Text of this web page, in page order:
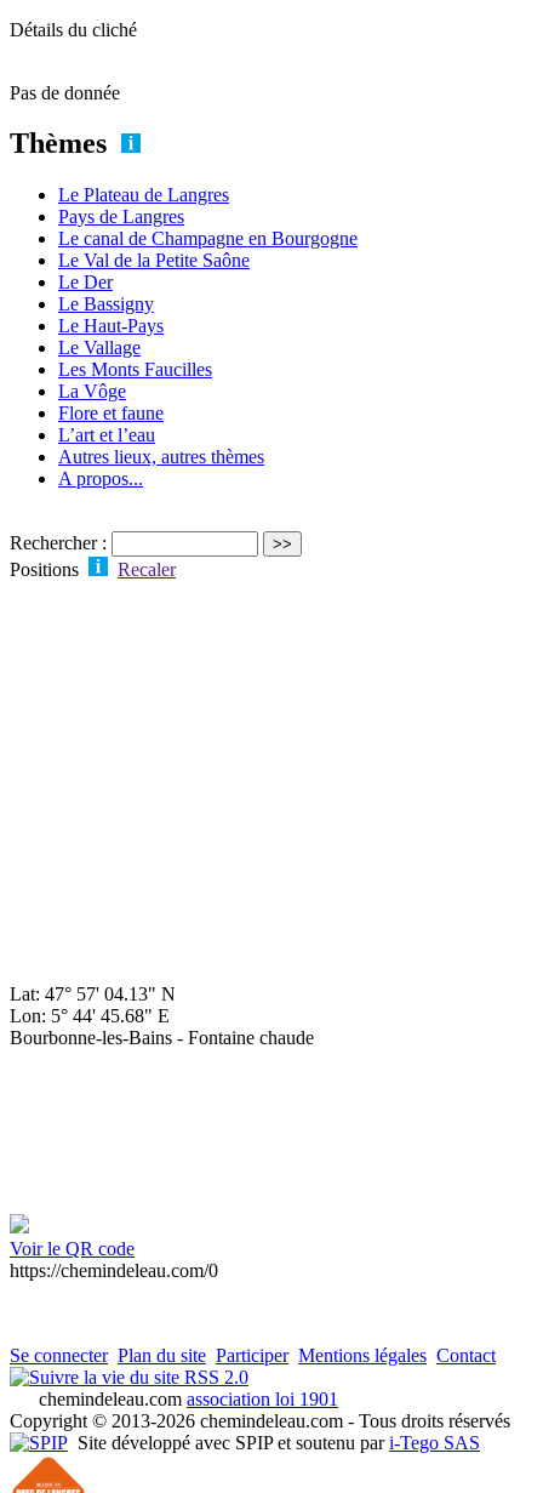
Détails du cliché
Pas de donnée
Thèmes
Le Plateau de Langres
Pays de Langres
Le canal de Champagne en Bourgogne
Le Val de la Petite Saône
Le Der
Le Bassigny
Le Haut-Pays
Le Vallage
Les Monts Faucilles
La Vôge
Flore et faune
L’art et l’eau
Autres lieux, autres thèmes
A propos...
Rechercher :
Positions
Recaler
Lat: 47° 57' 04.13" N
Lon: 5° 44' 45.68" E
Bourbonne-les-Bains - Fontaine chaude
Voir le QR code
https://chemindeleau.com/0
Se connecter Plan du site Participer Mentions légales Contact
RSS 2.0
chemindeleau.com association loi 1901
Copyright © 2013-2026 chemindeleau.com - Tous droits réservés
Site développé avec SPIP et soutenu pari-Tego SAS